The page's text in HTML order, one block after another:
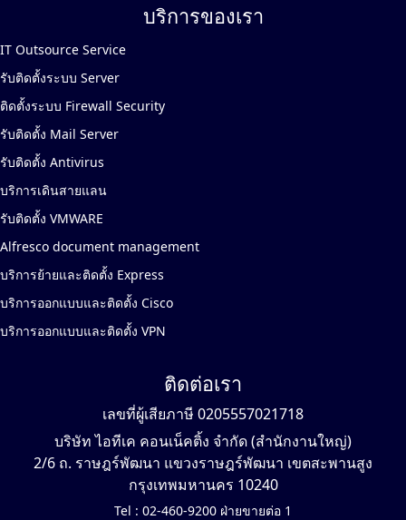
บริการของเรา
IT Outsource Service
รับติดตั้งระบบ Server
ติดตั้งระบบ Firewall Security
รับติดตั้ง Mail Server
รับติดตั้ง Antivirus
บริการเดินสายแลน
รับติดตั้ง VMWARE
Alfresco document management
บริการย้ายและติดตั้ง Express
บริการออกแบบและติดตั้ง Cisco
บริการออกแบบและติดตั้ง VPN
ติดต่อเรา
เลขที่ผู้เสียภาษี 0205557021718
บริษัท ไอทีเค คอนเน็คติ้ง จำกัด (สำนักงานใหญ่)
2/6 ถ. ราษฎร์พัฒนา แขวงราษฎร์พัฒนา เขตสะพานสูง
กรุงเทพมหานคร 10240
Tel : 02-460-9200 ฝ่ายขายต่อ 1